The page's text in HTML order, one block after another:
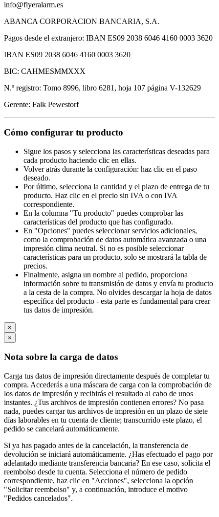
info@flyeralarm.es
ABANCA CORPORACION BANCARIA, S.A.
Pagos desde el extranjero: IBAN ES09 2038 6046 4160 0003 3620
IBAN ES09 2038 6046 4160 0003 3620
BIC: CAHMESMMXXX
N.º registro: Tomo 8996, libro 6281, hoja 107 página V-132629
Gerente: Falk Pewestorf
Cómo configurar tu producto
Sigue los pasos y selecciona las características deseadas para
cada producto haciendo clic en ellas.
Volver atrás durante la configuración: haz clic en el paso
deseado.
Por último, selecciona la cantidad y el plazo de entrega de tu
producto. Haz clic en el precio sin IVA o con IVA
correspondiente.
En la columna "Tu producto" puedes comprobar las
características del producto que has configurado.
En "Opciones" puedes seleccionar servicios adicionales,
como la comprobación de datos automática avanzada o una
impresión clima neutral. Si no es posible seleccionar
características para un producto, solo se mostrará la tabla de
precios.
Finalmente, asigna un nombre al pedido, proporciona
información sobre tu transmisión de datos y envía tu producto
a la cesta de la compra. No olvides descargar la hoja de datos
específica del producto - esta parte es fundamental para crear
tus datos de impresión.
×
×
Nota sobre la carga de datos
Carga tus datos de impresión directamente después de completar tu
compra. Accederás a una máscara de carga con la comprobación de
los datos de impresión y recibirás el resultado al cabo de unos
instantes. ¿Tus archivos de impresión contienen errores? No pasa
nada, puedes cargar tus archivos de impresión en un plazo de siete
días laborables en tu cuenta de cliente; transcurrido este plazo, el
pedido se cancelará automáticamente.
Si ya has pagado antes de la cancelación, la transferencia de
devolución se iniciará automáticamente. ¿Has efectuado el pago por
adelantado mediante transferencia bancaria? En ese caso, solicita el
reembolso desde tu cuenta. Selecciona el número de pedido
correspondiente, haz clic en "Acciones", selecciona la opción
"Solicitar reembolso" y, a continuación, introduce el motivo
"Pedidos cancelados".